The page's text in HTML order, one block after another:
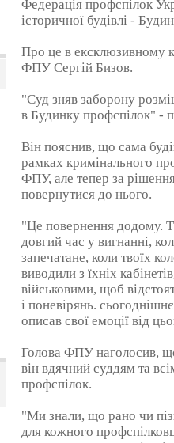
Федерація профспілок
історичної будівлі -
Про це в ексклюзивному
ФПУ Сергій Бизов.
"Суд зняв заборону
в Будинку профспілок" -
Він пояснив, що сама
рамках кримінального
ФПУ, але тепер за
повернутися до нього.
"Це повернення додому.
довгий час у вигнанні,
запечатане, коли твоїх
виводили з їхніх
військовими, щоб
і поневірянь.
описав свої емоції від
Голова ФПУ наголосив,
він вдячний суддям та
профспілок.
"Ми знали, що рано чи
для кожного